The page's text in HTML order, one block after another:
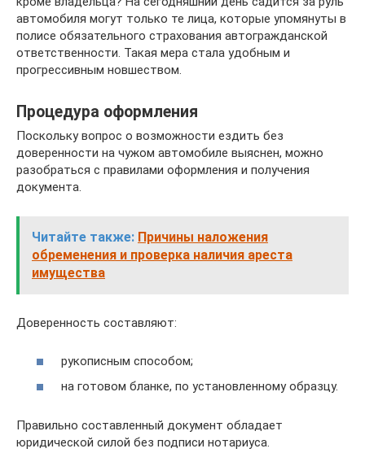
автомобиля могут только те лица, которые упомянуты в
полисе обязательного страхования автогражданской
ответственности. Такая мера стала удобным и
прогрессивным новшеством.
Процедура оформления
Поскольку вопрос о возможности ездить без
доверенности на чужом автомобиле выяснен, можно
разобраться с правилами оформления и получения
документа.
Читайте также: Причины наложения
обременения и проверка наличия ареста
имущества
Доверенность составляют:
рукописным способом;
на готовом бланке, по установленному образцу.
Правильно составленный документ обладает
юридической силой без подписи нотариуса.